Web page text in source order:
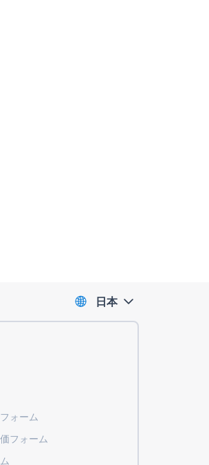
ォーム
フォーム
日本